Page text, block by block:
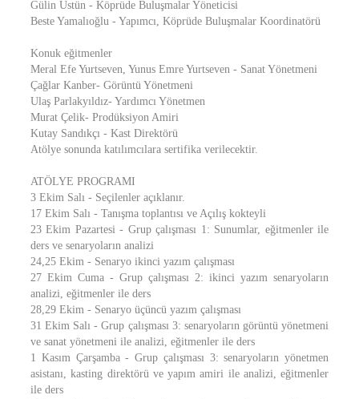
Gülin Üstün - Köprüde Buluşmalar Yöneticisi
Beste Yamalıoğlu - Yapımcı, Köprüde Buluşmalar Koordinatörü
Konuk eğitmenler
Meral Efe Yurtseven, Yunus Emre Yurtseven - Sanat Yönetmeni
Çağlar Kanber- Görüntü Yönetmeni
Ulaş Parlakyıldız- Yardımcı Yönetmen
Murat Çelik- Prodüksiyon Amiri
Kutay Sandıkçı - Kast Direktörü
Atölye sonunda katılımcılara sertifika verilecektir.
ATÖLYE PROGRAMI
3 Ekim Salı - Seçilenler açıklanır.
17 Ekim Salı - Tanışma toplantısı ve Açılış kokteyli
23 Ekim Pazartesi - Grup çalışması 1: Sunumlar, eğitmenler ile
ders ve senaryoların analizi
24,25 Ekim - Senaryo ikinci yazım çalışması
27 Ekim Cuma - Grup çalışması 2: ikinci yazım senaryoların
analizi, eğitmenler ile ders
28,29 Ekim - Senaryo üçüncü yazım çalışması
31 Ekim Salı - Grup çalışması 3: senaryoların görüntü yönetmeni
ve sanat yönetmeni ile analizi, eğitmenler ile ders
1 Kasım Çarşamba - Grup çalışması 3: senaryoların yönetmen
asistanı, kasting direktörü ve yapım amiri ile analizi, eğitmenler
ile ders